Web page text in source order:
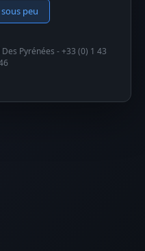
peu
Pyrénées - +33 (0) 1 43